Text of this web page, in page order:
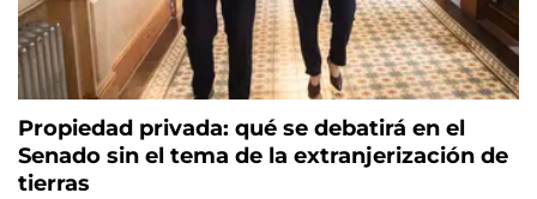
Propiedad privada: qué se debatirá en el
Senado sin el tema de la extranjerización de
tierras